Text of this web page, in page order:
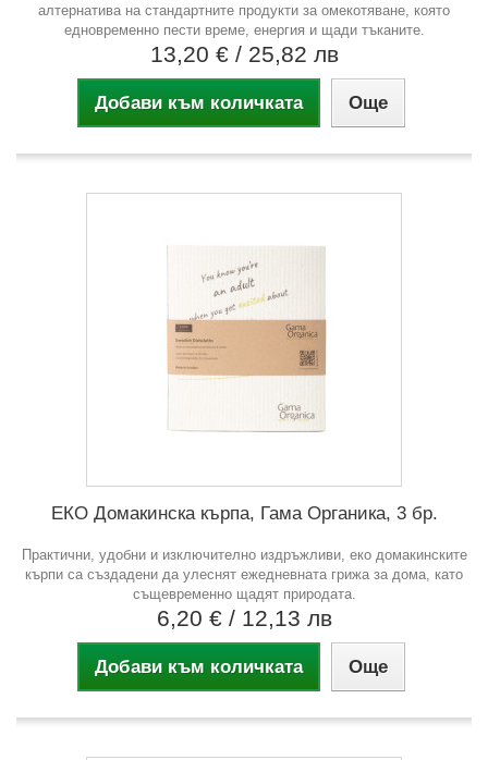
алтернатива на стандартните продукти за омекотяване, която
едновременно пести време, енергия и щади тъканите.
13,20 € / 25,82 лв
Добави към количката Още
ЕКО Домакинска кърпа, Гама Органика, 3 бр.
Практични, удобни и изключително издръжливи, еко домакинските
кърпи са създадени да улеснят ежедневната грижа за дома, като
същевременно щадят природата.
6,20 € / 12,13 лв
Добави към количката Още